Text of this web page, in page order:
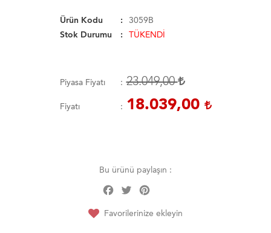
Ürün Kodu
3059B
Stok Durumu
TÜKENDİ
Piyasa Fiyatı 23.049,00
Fiyatı 18.039,00
Bu ürünü paylaşın :
Facebook
Twitter
Favorilerinize ekleyin